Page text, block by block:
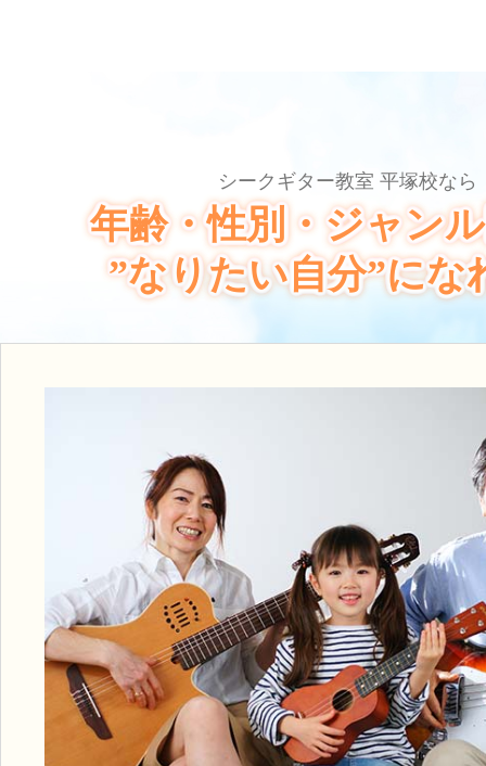
シークギター教室 平塚校なら
年齢・性別・ジャン
”なりたい自分”にな